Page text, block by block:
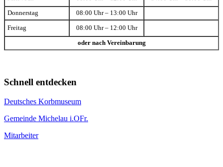
Donnerstag 08:00 Uhr – 13:00 Uhr
Freitag 08:00 Uhr – 12:00 Uhr
oder nach Vereinbarung
Schnell entdecken
Deutsches Korbmuseum
Gemeinde Michelau i.OFr.
Mitarbeiter